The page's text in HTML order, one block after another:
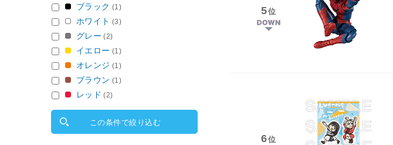
5位
6位
ブラック (1)
ホワイト (3)
グレー (2)
イエロー (1)
オレンジ (1)
ブラウン (1)
レッド (2)
この条件で絞り込む